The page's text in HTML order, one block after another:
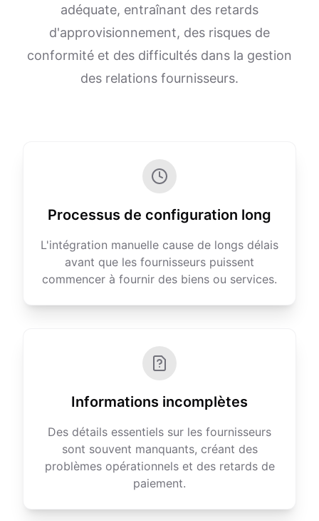
adéquate, entraînant des retards
d'approvisionnement, des risques de
conformité et des difficultés dans la gestion
des relations fournisseurs.
Processus de configuration long
L'intégration manuelle cause de longs délais
avant que les fournisseurs puissent
commencer à fournir des biens ou services.
Informations incomplètes
Des détails essentiels sur les fournisseurs
sont souvent manquants, créant des
problèmes opérationnels et des retards de
paiement.